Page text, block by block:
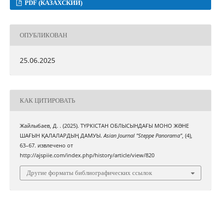
PDF (КАЗАХСКИЙ)
ОПУБЛИКОВАН
25.06.2025
КАК ЦИТИРОВАТЬ
Жайлыбаев, Д. . (2025). ТҮРКІСТАН ОБЛЫСЫНДАҒЫ МОНО ЖƏНЕ
ШАҒЫН ҚАЛАЛАРДЫҢ ДАМУЫ.Asian Journal "Steppe Panorama", (4),
63–67. извлечено от
http://ajspiie.com/index.php/history/article/view/820
Другие форматы библиографических ссылок